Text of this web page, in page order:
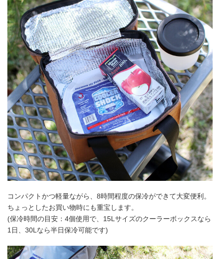
コンパクトかつ軽量ながら、8時間程度の保冷ができて大変便利。
ちょっとしたお買い物時にも重宝します。
(保冷時間の目安：4個使用で、15Lサイズのクーラーボックスなら
1日、30Lなら半日保冷可能です)